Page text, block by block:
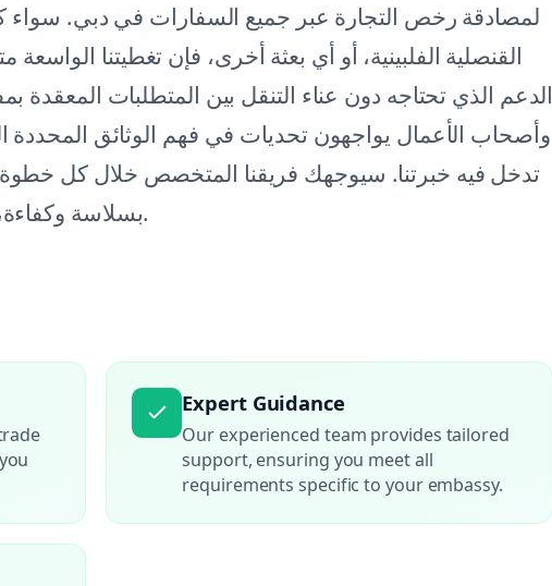
لمصادقة رخص التجارة عبر جميع السفارات في دبي. سواء
القنصلية الفلبينية، أو أي بعثة أخرى، فإن تغطيتنا
الدعم الذي تحتاجه دون عناء التنقل بين المتطلبات المعقدة
وأصحاب الأعمال يواجهون تحديات في فهم الوثائق المحددة
تدخل فيه خبرتنا. سيوجهك فريقنا المتخصص خلال كل
بسلاسة وكفاءة، مما يسمح لك بالتركيز على نمو أعمالك.
Expert Guidance
Our experienced team provides tailored
support, ensuring you meet all
requirements specific to your embassy.